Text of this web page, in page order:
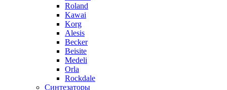
Roland
Kawai
Korg
Alesis
Becker
Beisite
Medeli
Orla
Rockdale
Синтезаторы